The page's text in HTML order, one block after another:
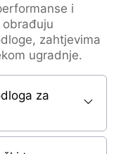
i
zahtjevima
ugradnje.
za